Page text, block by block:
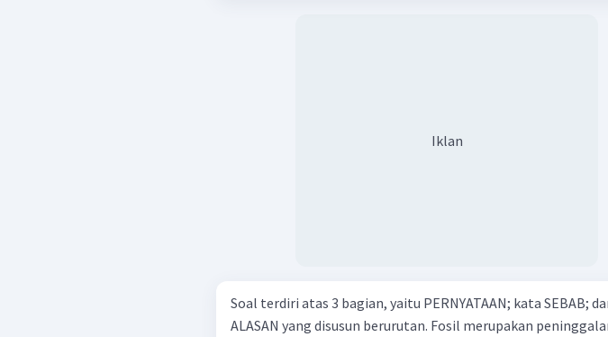
Iklan
Soal terdiri atas 3 bagian, yaitu PERNYATAAN; kata SEBAB;
ALASAN yang disusun berurutan. Fosil merupakan peninggalan masa